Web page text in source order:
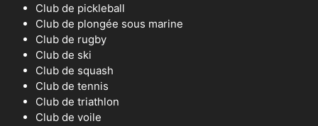
Club de pickleball
Club de plongée sous marine
Club de rugby
Club de ski
Club de squash
Club de tennis
Club de triathlon
Club de voile